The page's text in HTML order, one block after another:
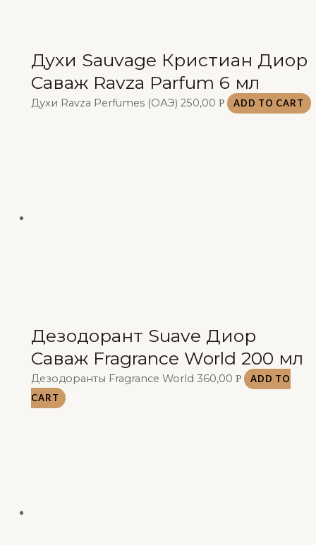
Духи Sauvage Кристиан Диор
Саваж Ravza Parfum 6 мл
Духи Ravza Perfumes (ОАЭ) 250,00 Р ADD TO CART
Дезодорант Suave Диор
Саваж Fragrance World 200 мл
Дезодоранты Fragrance World 360,00 Р
ADD TO
CART